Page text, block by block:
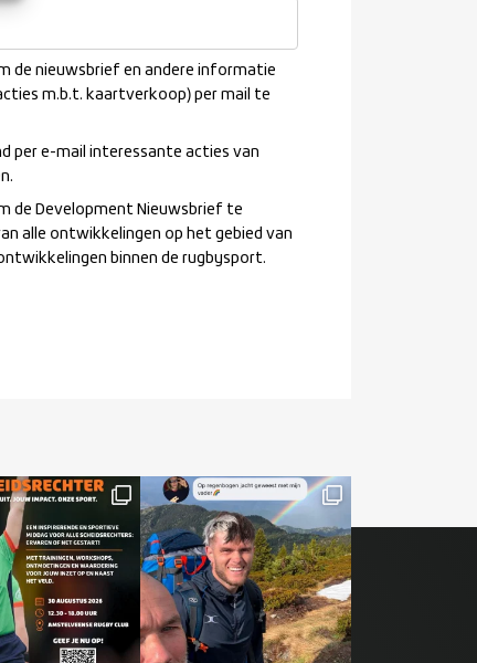
de nieuwsbrief en andere informatie
m.b.t. kaartverkoop) per mail te
per e-mail interessante acties van
de Development Nieuwsbrief te
alle ontwikkelingen op het gebied van
binnen de rugbysport.